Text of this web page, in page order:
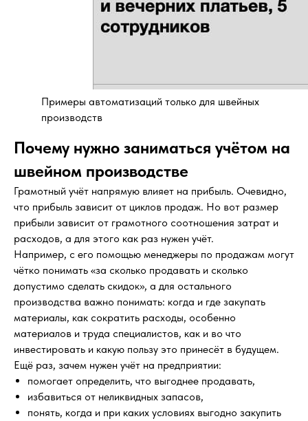
Примеры автоматизаций только для швейных
производств
Почему нужно заниматься учётом на
швейном производстве
Грамотный учёт напрямую влияет на прибыль. Очевидно,
что прибыль зависит от циклов продаж. Но вот размер
прибыли зависит от грамотного соотношения затрат и
расходов, а для этого как раз нужен учёт.
Например, с его помощью менеджеры по продажам могут
чётко понимать «за сколько продавать и сколько
допустимо сделать скидок», а для остального
производства важно понимать: когда и где закупать
материалы, как сократить расходы, особенно
материалов и труда специалистов, как и во что
инвестировать и какую пользу это принесёт в будущем.
Ещё раз, зачем нужен учёт на предприятии:
помогает определить, что выгоднее продавать,
избавиться от неликвидных запасов,
понять, когда и при каких условиях выгодно закупить